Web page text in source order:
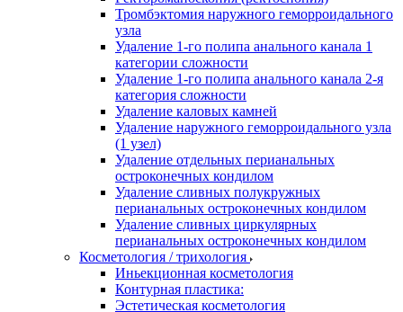
Тромбэктомия наружного геморроидального
узла
Удаление 1-го полипа анального канала 1
категории сложности
Удаление 1-го полипа анального канала 2-я
категория сложности
Удаление каловых камней
Удаление наружного геморроидального узла
(1 узел)
Удаление отдельных перианальных
остроконечных кондилом
Удаление сливных полукружных
перианальных остроконечных кондилом
Удаление сливных циркулярных
перианальных остроконечных кондилом
Косметология / трихология
Иньекционная косметология
Контурная пластика:
Эстетическая косметология